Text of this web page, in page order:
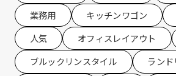
業務用
キッチンワゴン
人気
オフィスレイアウト
ブルックリンスタイル
ラン